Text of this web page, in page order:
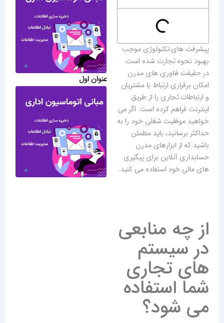
پیشرفت های تکنولوژی موجب
بهبود نحوه تجارت شده است.
در حقیقت فناوری های مدرن
امکان برقراری ارتباط با مشتریان
و ارتباطات تجاری را از طریق
اینترنت فراهم کرده است. اگر می
خواهید موفقیت شغلی خود را به
حداکثر برسانید، باید مطمئن
باشید که از ابزارهای مدرن
حسابداری آنلاین برای پیگیری
های مالی خود استفاده می کنید.
از چه منابعی
در سیستم
های تجاری
شما استفاده
می شود؟
عنوان اول